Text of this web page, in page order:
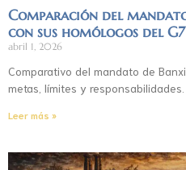
Comparación del
con sus homólogos del G7
abril 1, 2026
Comparativo del mandato de
metas, límites y responsabilidades.
Leer más »